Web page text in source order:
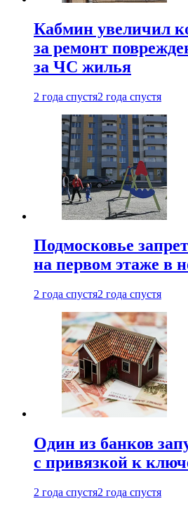
Кабмин увеличил
за ремонт
за ЧС жилья
2 года спустя2 года спустя
Подмосковье
на первом этаже в
2 года спустя2 года спустя
Один из банков
с привязкой к
2 года спустя2 года спустя